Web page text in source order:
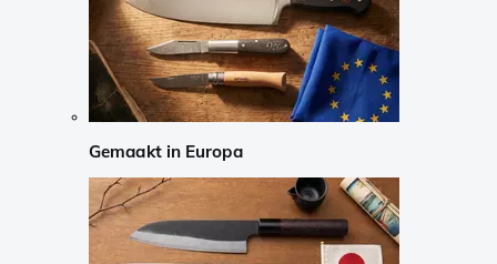
Gemaakt in Europa